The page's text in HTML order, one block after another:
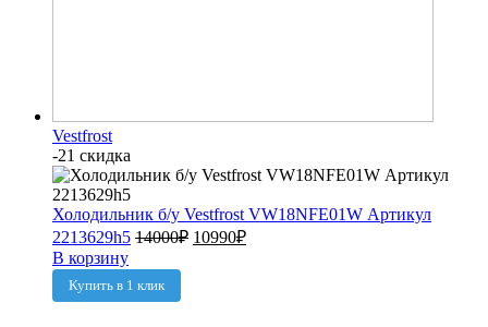
Vestfrost
-21 скидка
Холодильник б/у Vestfrost VW18NFE01W Артикул
2213629h5 14000₽ 10990₽
В корзину
Купить в 1 клик